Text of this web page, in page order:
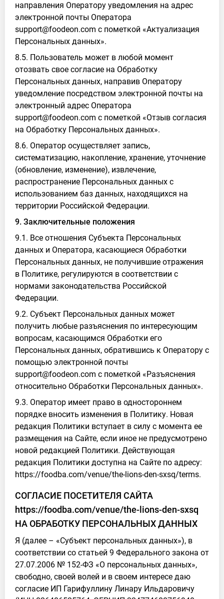
направления Оператору уведомления на адрес
электронной почты Оператора
support@foodeon.com с пометкой «Актуализация
Персональных данных».
8.5. Пользователь может в любой момент
отозвать свое согласие на Обработку
Персональных данных, направив Оператору
уведомление посредством электронной почты на
электронный адрес Оператора
support@foodeon.com с пометкой «Отзыв согласия
на Обработку Персональных данных».
8.6. Оператор осуществляет запись,
систематизацию, накопление, хранение, уточнение
(обновление, изменение), извлечение,
распространение Персональных данных с
использованием баз данных, находящихся на
территории Российской Федерации.
9. Заключительные положения
9.1. Все отношения Субъекта Персональных
данных и Оператора, касающиеся Обработки
Персональных данных, не получившие отражения
в Политике, регулируются в соответствии с
нормами законодательства Российской
Федерации.
9.2. Субъект Персональных данных может
получить любые разъяснения по интересующим
вопросам, касающимся Обработки его
Персональных данных, обратившись к Оператору с
помощью электронной почты
support@foodeon.com с пометкой «Разъяснения
относительно Обработки Персональных данных».
9.3. Оператор имеет право в одностороннем
порядке вносить изменения в Политику. Новая
редакция Политики вступает в силу с момента ее
размещения на Сайте, если иное не предусмотрено
новой редакцией Политики. Действующая
редакция Политики доступна на Сайте по адресу:
https://foodba.com/venue/the-lions-den-sxsq/terms.
СОГЛАСИЕ ПОСЕТИТЕЛЯ САЙТА
https://foodba.com/venue/the-lions-den-sxsq
НА ОБРАБОТКУ ПЕРСОНАЛЬНЫХ ДАННЫХ
Я (далее – «Субъект персональных данных»), в
соответствии со статьей 9 Федерального закона от
27.07.2006 № 152-ФЗ «О персональных данных»,
свободно, своей волей и в своем интересе даю
согласие ИП Гарифуллину Линару Ильдаровичу